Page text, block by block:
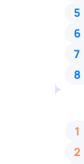
5
6
7
8
1
2